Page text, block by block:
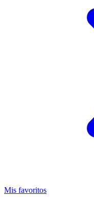
Mis favoritos